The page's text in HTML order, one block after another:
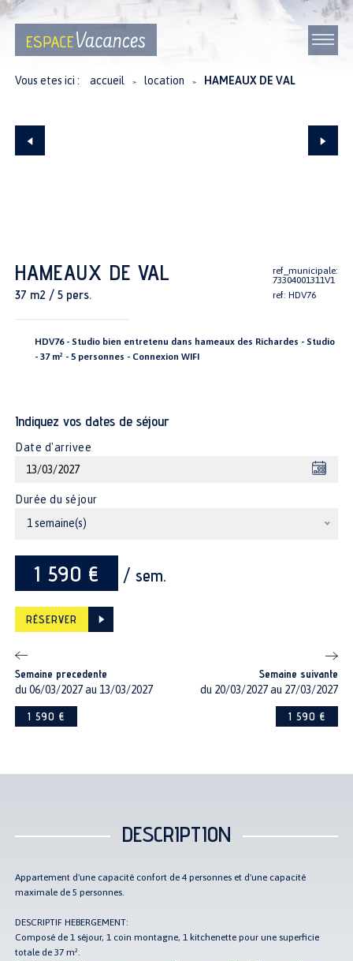
Vous etes ici : accueil ≫ location ≫ HAMEAUX DE VAL
HAMEAUX DE VAL
37 m2 / 5 pers.
ref_municipale:
73304001311V1
ref: HDV76
HDV76 - Studio bien entretenu dans hameaux des Richardes - Studio
- 37 m² - 5 personnes - Connexion WIFI
Indiquez vos dates de séjour
Date d'arrivee
Durée du séjour
1 semaine(s)
1 590 € / sem.
RÉSERVER
Semaine precedente
du 06/03/2027 au 13/03/2027
1 590 €
Semaine suivante
du 20/03/2027 au 27/03/2027
1 590 €
DESCRIPTION
Appartement d'une capacité confort de 4 personnes et d'une capacité
maximale de 5 personnes.
DESCRIPTIF HEBERGEMENT:
Composé de 1 séjour, 1 coin montagne, 1 kitchenette pour une superficie
totale de 37 m².